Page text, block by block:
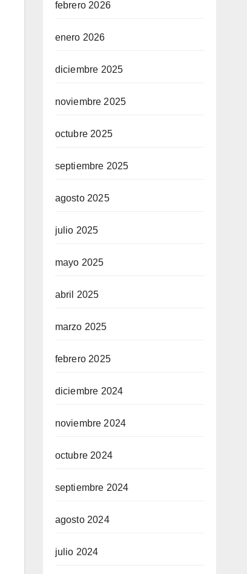
febrero 2026
enero 2026
diciembre 2025
noviembre 2025
octubre 2025
septiembre 2025
agosto 2025
julio 2025
mayo 2025
abril 2025
marzo 2025
febrero 2025
diciembre 2024
noviembre 2024
octubre 2024
septiembre 2024
agosto 2024
julio 2024